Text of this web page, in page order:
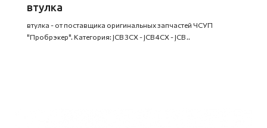
втулка
втулка - от поставщика оригинальных запчастей ЧСУП
"Пробрэкер". Категория: JCB 3CX - JCB 4CX - JCB ..